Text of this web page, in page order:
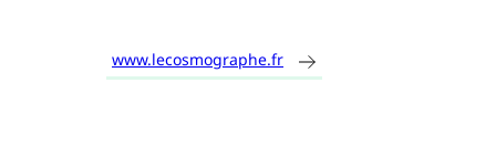
www.lecosmographe.fr